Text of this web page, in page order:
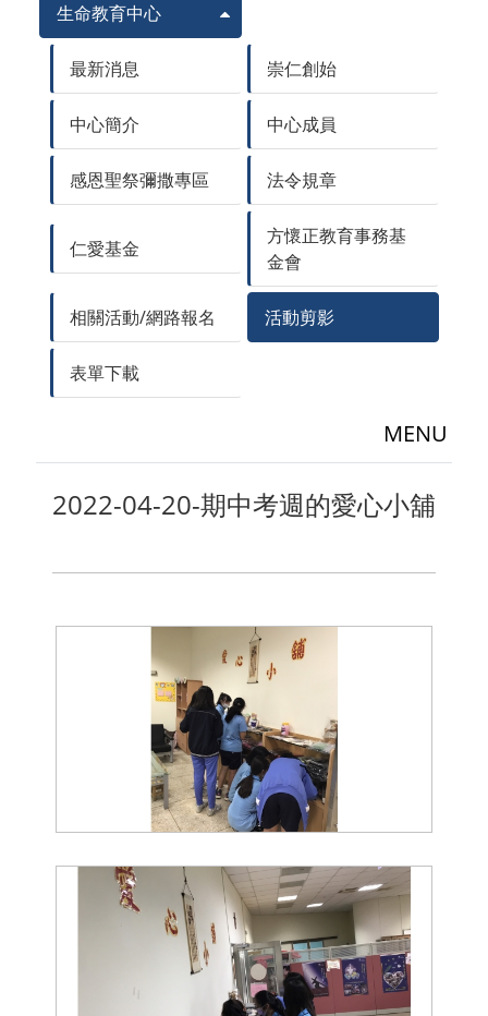
生命教育中心
最新消息 崇仁創始
中心簡介 中心成員
感恩聖祭彌撒專區 法令規章
仁愛基金
方懷正教育事務基
金會
相關活動/網路報名 活動剪影
表單下載
MENU
2022-04-20-期中考週的愛心小舖